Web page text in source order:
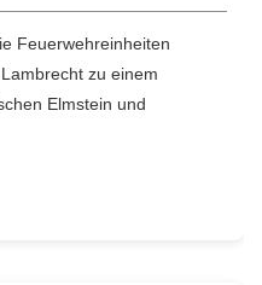
Feuerwehreinheiten
zu einem
Elmstein und